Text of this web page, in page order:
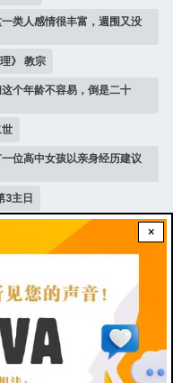
×
类人感情很丰富，週围又没
》 教宗
个年龄不容易，倒是二十
位高中女孩以亲身经历建议
3主日
身上穿著宫廷的小丑服，整
US!